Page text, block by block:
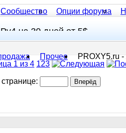
Сообщество Опции форума
Прочее PROXY5.ru
на 30 дней от 5$
1 из 4 123
странице: